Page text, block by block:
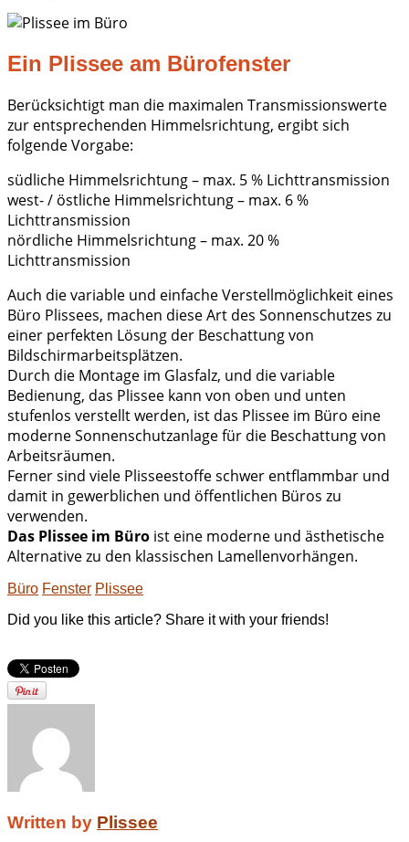
Ein Plissee am Bürofenster
Berücksichtigt man die maximalen Transmissionswerte
zur entsprechenden Himmelsrichtung, ergibt sich
folgende Vorgabe:
südliche Himmelsrichtung – max. 5 % Lichttransmission
west- / östliche Himmelsrichtung – max. 6 %
Lichttransmission
nördliche Himmelsrichtung – max. 20 %
Lichttransmission
Auch die variable und einfache Verstellmöglichkeit eines
Büro Plissees, machen diese Art des Sonnenschutzes zu
einer perfekten Lösung der Beschattung von
Bildschirmarbeitsplätzen.
Durch die Montage im Glasfalz, und die variable
Bedienung, das Plissee kann von oben und unten
stufenlos verstellt werden, ist das Plissee im Büro eine
moderne Sonnenschutzanlage für die Beschattung von
Arbeitsräumen.
Ferner sind viele Plisseestoffe schwer entflammbar und
damit in gewerblichen und öffentlichen Büros zu
verwenden.
Das Plissee im Büro ist eine moderne und ästhetische
Alternative zu den klassischen Lamellenvorhängen.
Büro Fenster Plissee
Did you like this article? Share it with your friends!
Written by Plissee